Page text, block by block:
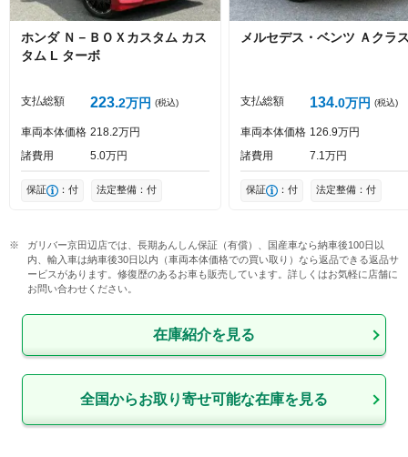
ホンダ Ｎ－ＢＯＸカスタム カス
タム L ターボ
支払総額 223 2万円 (税込)
車両本体価格 218 2万円
諸費用
5 0万円
保証 ：付 法定整備：付
メルセデス・ベンツ Ａクラ
支払総額 134 0万円 (税込)
車両本体価格 126 9万円
諸費用
7 1 万円
保証 ：付 法定整備：付
ガリバー京田辺店では、長期あんしん保証（有償）、国産車なら納車後100日以
内、輸入車は納車後30日以内（車両本体価格での買い取り）なら返品できる返品サ
ービスがあります。修復歴のあるお車も販売しています。詳しくはお気軽に店舗に
お問い合わせください。
在庫紹介を見る
全国からお取り寄せ可能な在庫を見る